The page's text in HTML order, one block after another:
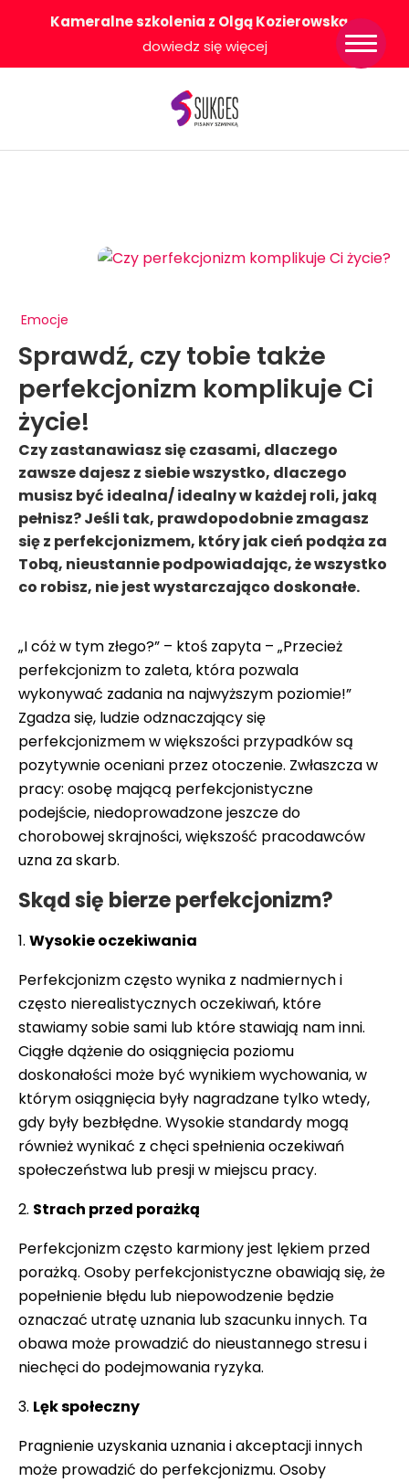
Kameralne szkolenia z Olgą Kozierowską-
dowiedz się więcej
Emocje
Sprawdź, czy tobie także
perfekcjonizm komplikuje Ci
życie!
Czy zastanawiasz się czasami, dlaczego
zawsze dajesz z siebie wszystko, dlaczego
musisz być idealna/ idealny w każdej roli, jaką
pełnisz? Jeśli tak, prawdopodobnie zmagasz
się z perfekcjonizmem, który jak cień podąża za
Tobą, nieustannie podpowiadając, że wszystko
co robisz, nie jest wystarczająco doskonałe.
„I cóż w tym złego?” – ktoś zapyta – „Przecież
perfekcjonizm to zaleta, która pozwala
wykonywać zadania na najwyższym poziomie!”
Zgadza się, ludzie odznaczający się
perfekcjonizmem w większości przypadków są
pozytywnie oceniani przez otoczenie. Zwłaszcza w
pracy: osobę mającą perfekcjonistyczne
podejście, niedoprowadzone jeszcze do
chorobowej skrajności, większość pracodawców
uzna za skarb.
Skąd się bierze perfekcjonizm?
1️. Wysokie oczekiwania
Perfekcjonizm często wynika z nadmiernych i
często nierealistycznych oczekiwań, które
stawiamy sobie sami lub które stawiają nam inni.
Ciągłe dążenie do osiągnięcia poziomu
doskonałości może być wynikiem wychowania, w
którym osiągnięcia były nagradzane tylko wtedy,
gdy były bezbłędne. Wysokie standardy mogą
również wynikać z chęci spełnienia oczekiwań
społeczeństwa lub presji w miejscu pracy.
2️. Strach przed porażką
Perfekcjonizm często karmiony jest lękiem przed
porażką. Osoby perfekcjonistyczne obawiają się, że
popełnienie błędu lub niepowodzenie będzie
oznaczać utratę uznania lub szacunku innych. Ta
obawa może prowadzić do nieustannego stresu i
niechęci do podejmowania ryzyka.
3️. Lęk społeczny
Pragnienie uzyskania uznania i akceptacji innych
może prowadzić do perfekcjonizmu. Osoby
Strona główna
Konkurs Sukces